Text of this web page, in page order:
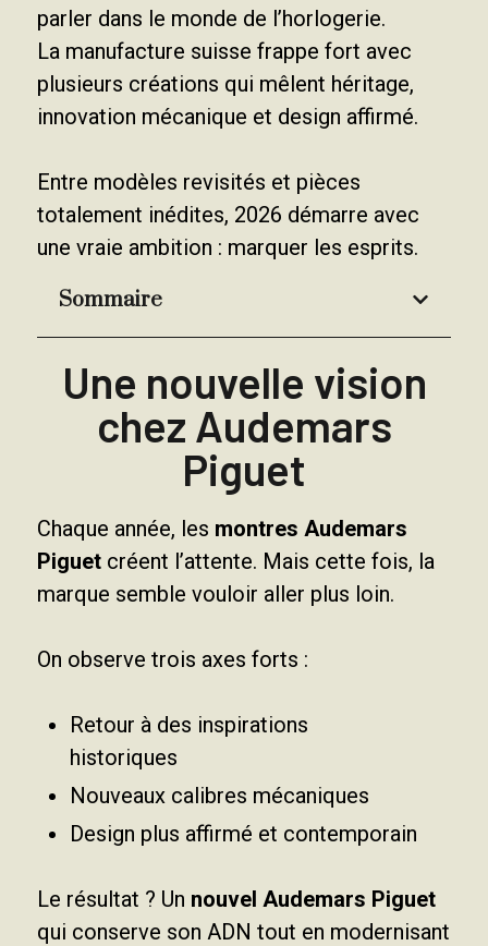
parler dans le monde de l’horlogerie.
La manufacture suisse frappe fort avec
plusieurs créations qui mêlent héritage,
innovation mécanique et design affirmé.
Entre modèles revisités et pièces
totalement inédites, 2026 démarre avec
une vraie ambition : marquer les esprits.
Sommaire
Une nouvelle vision
chez Audemars
Piguet
Chaque année, les montres Audemars
Piguet créent l’attente. Mais cette fois, la
marque semble vouloir aller plus loin.
On observe trois axes forts :
Retour à des inspirations
historiques
Nouveaux calibres mécaniques
Design plus affirmé et contemporain
Le résultat ? Un nouvel Audemars Piguet
qui conserve son ADN tout en modernisant